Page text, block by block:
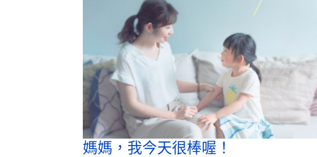
媽媽，我今天很棒喔！